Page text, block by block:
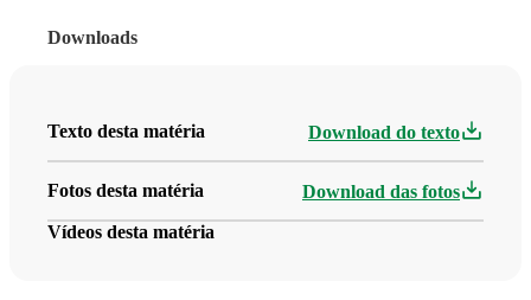
Downloads
Texto desta matéria Download do texto
Fotos desta matéria Download das fotos
Vídeos desta matéria